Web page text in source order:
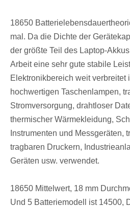
18650
mal. Da die Dichte der
der größte Teil des Laptop-
Arbeit eine sehr gute stabile
Elektronikbereich weit verbreitet
hochwertigen Taschenlampen,
Stromversorgung, drahtloser
thermischer Wärmekleidung,
Instrumenten und Messgeräten,
tragbaren Druckern,
Geräten usw. verwendet.
18650 Mittelwert, 18 mm
Und 5 Batteriemodell ist 14500,